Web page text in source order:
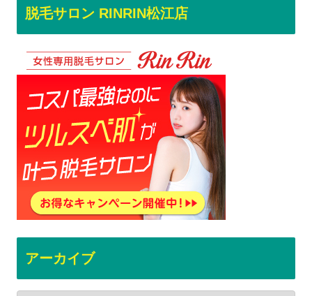
脱毛サロン RINRIN松江店
アーカイブ